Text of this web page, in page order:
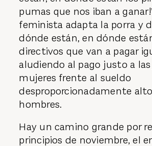
pumas que nos iban a
feminista adapta la porra y
dónde están, en dónde
directivos que van a pagar
aludiendo al pago justo a
mujeres frente al sueldo
desproporcionadamente
hombres.
Hay un camino grande por
principios de noviembre, el